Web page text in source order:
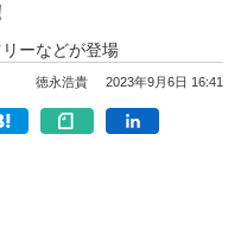
ーなどが登場
徳永浩貴 2023年9月6日 16:41